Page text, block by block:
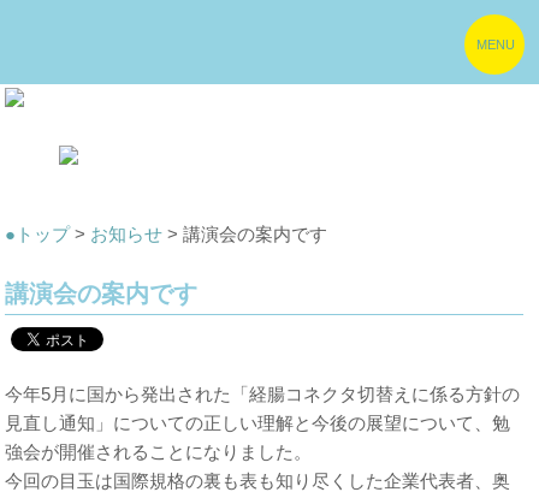
MENU
●トップ> お知らせ > 講演会の案内です
講演会の案内です
今年5月に国から発出された「経腸コネクタ切替えに係る方針の
見直し通知」についての正しい理解と今後の展望について、勉
強会が開催されることになりました。
今回の目玉は国際規格の裏も表も知り尽くした企業代表者、奥